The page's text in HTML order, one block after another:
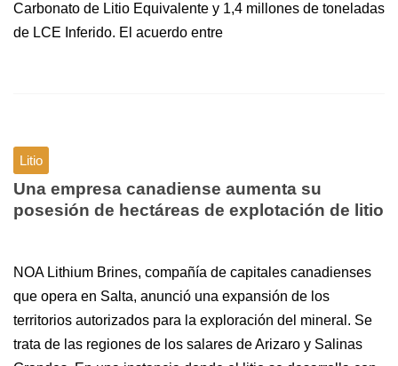
Carbonato de Litio Equivalente y 1,4 millones de toneladas
de LCE Inferido. El acuerdo entre
Litio
Una empresa canadiense aumenta su
posesión de hectáreas de explotación de litio
NOA Lithium Brines, compañía de capitales canadienses
que opera en Salta, anunció una expansión de los
territorios autorizados para la exploración del mineral. Se
trata de las regiones de los salares de Arizaro y Salinas